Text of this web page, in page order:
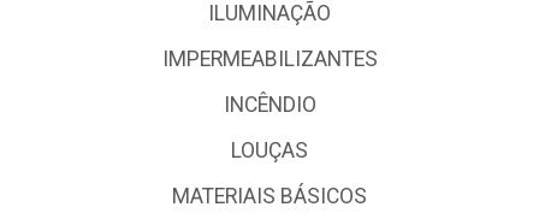
ILUMINAÇÃO
IMPERMEABILIZANTES
INCÊNDIO
LOUÇAS
MATERIAIS BÁSICOS